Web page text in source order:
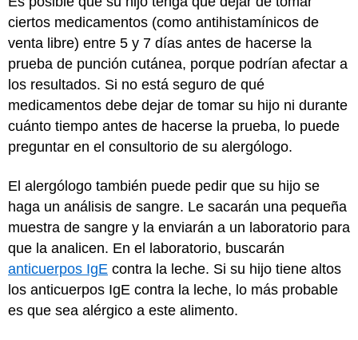
ciertos medicamentos (como antihistamínicos de
venta libre) entre 5 y 7 días antes de hacerse la
prueba de punción cutánea, porque podrían afectar a
los resultados. Si no está seguro de qué
medicamentos debe dejar de tomar su hijo ni durante
cuánto tiempo antes de hacerse la prueba, lo puede
preguntar en el consultorio de su alergólogo.
El alergólogo también puede pedir que su hijo se
haga un análisis de sangre. Le sacarán una pequeña
muestra de sangre y la enviarán a un laboratorio para
que la analicen. En el laboratorio, buscarán
anticuerpos IgE contra la leche. Si su hijo tiene altos
los anticuerpos IgE contra la leche, lo más probable
es que sea alérgico a este alimento.